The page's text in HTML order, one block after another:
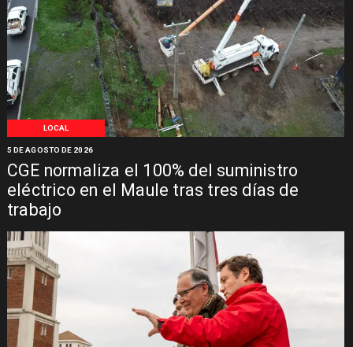
LOCAL
CGE normaliza el 100% del suministro
eléctrico en el Maule tras tres días de
trabajo
5 DE AGOSTO DE 2026